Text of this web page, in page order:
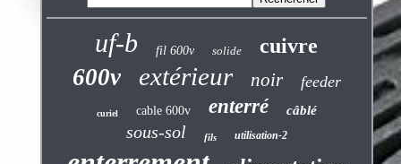
uf-b fil 600v solide cuivre
600v extérieur noir feeder
curiel cable 600v enterré câblé
sous-sol fils utilisation-2